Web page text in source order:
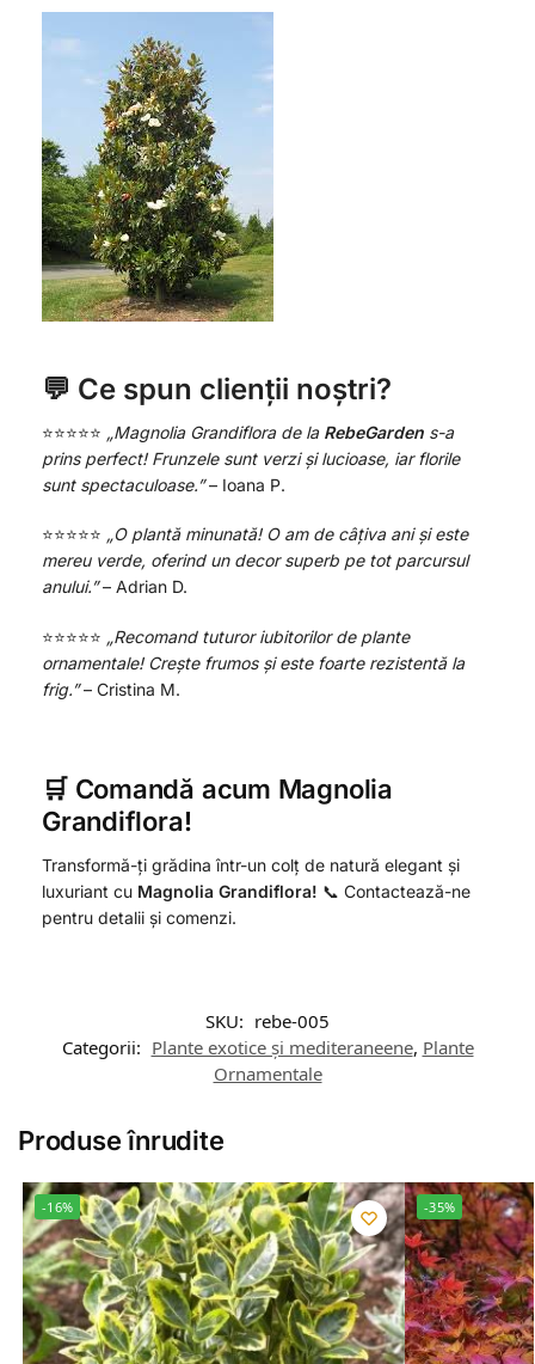
💬 Ce spun clienții noștri?
⭐️⭐️⭐️⭐️⭐️ „Magnolia Grandiflora de la RebeGarden s-a
prins perfect! Frunzele sunt verzi și lucioase, iar florile
sunt spectaculoase.”– Ioana P.
⭐️⭐️⭐️⭐️⭐️ „O plantă minunată! O am de câțiva ani și este
mereu verde, oferind un decor superb pe tot parcursul
anului.”– Adrian D.
⭐️⭐️⭐️⭐️⭐️ „Recomand tuturor iubitorilor de plante
ornamentale! Crește frumos și este foarte rezistentă la
frig.”– Cristina M.
🛒 Comandă acum Magnolia
Grandiflora!
Transformă-ți grădina într-un colț de natură elegant și
luxuriant cu Magnolia Grandiflora! 📞 Contactează-ne
pentru detalii și comenzi.
SKU: rebe-005
Categorii: Plante exotice și mediteraneene, Plante
Ornamentale
Produse înrudite
-16% -35%